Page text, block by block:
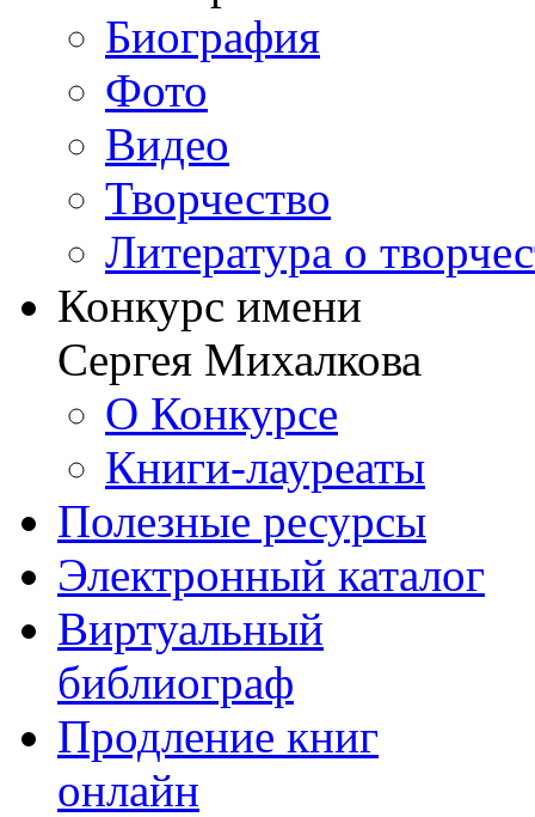
Биография
Фото
Видео
Творчество
Литература о
Конкурс имени
Сергея Михалкова
О Конкурсе
Книги-лауреаты
Полезные ресурсы
Электронный каталог
Виртуальный
библиограф
Продление книг
онлайн